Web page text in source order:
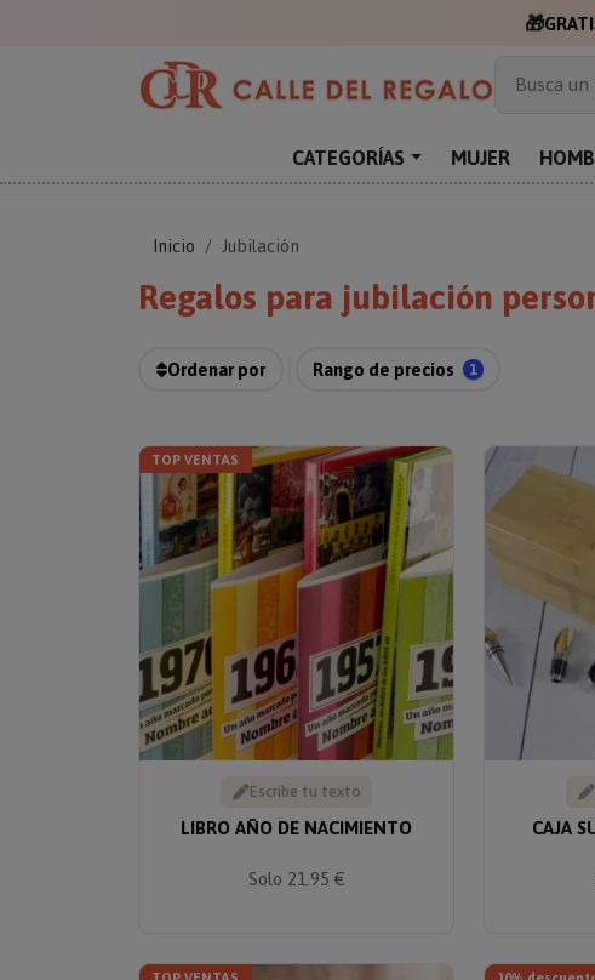
Busca
Regalos
CATEGORÍAS MUJER
Inicio Jubilación
Regalos para jubilación
Ordenar por Rango de precios 1
TOP VENTAS
Escribe tu texto
LIBRO AÑO DE NACIMIENTO
Solo 21.95 €
CAJA
TOP VENTAS 10%